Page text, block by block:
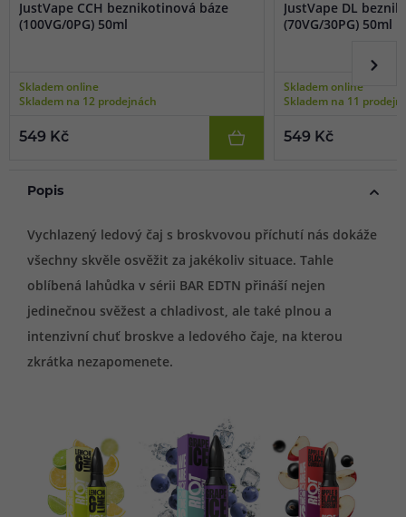
JustVape CCH beznikotinová báze
(100VG/0PG) 50ml
Skladem online
Skladem na 12 prodejnách
549 Kč
JustVape DL
(70VG/30PG) 50ml
Skladem online
Skladem na 11
549 Kč
Popis
Vychlazený ledový čaj s broskvovou příchutí nás dokáže
všechny skvěle osvěžit za jakékoliv situace. Tahle
oblíbená lahůdka v sérii BAR EDTN přináší nejen
jedinečnou svěžest a chladivost, ale také plnou a
intenzivní chuť broskve a ledového čaje, na kterou
zkrátka nezapomenete.